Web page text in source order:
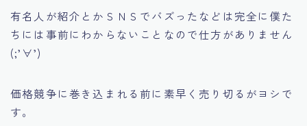
有名人が紹介とかＳＮＳでバズったなどは完全に僕た
ちには事前にわからないことなので仕方がありません
(;’∀’)
価格競争に巻き込まれる前に素早く売り切るがヨシで
す。